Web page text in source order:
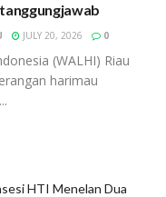
JULY 20, 2026 0
(WALHI) Riau
harimau
HTI Menelan Dua